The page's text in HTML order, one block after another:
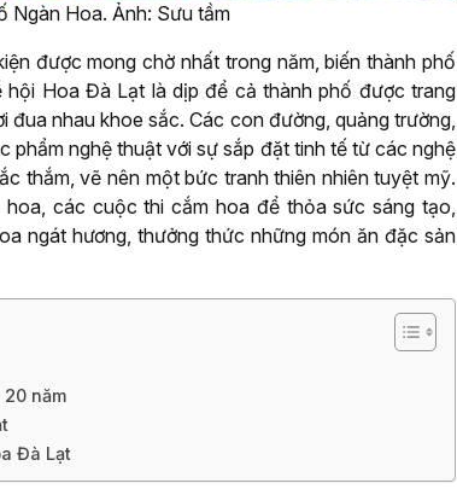
Ngàn Hoa. Ảnh: Sưu tầm
được mong chờ nhất trong năm, biến thành phố
Hoa Đà Lạt là dịp để cả thành phố được trang
đua nhau khoe sắc. Các con đường, quảng trường,
phẩm nghệ thuật với sự sắp đặt tinh tế từ các nghệ
thắm, vẽ nên một bức tranh thiên nhiên tuyệt mỹ.
các cuộc thi cắm hoa để thỏa sức sáng tạo,
ngát hương, thưởng thức những món ăn đặc sản
năm
Đà Lạt